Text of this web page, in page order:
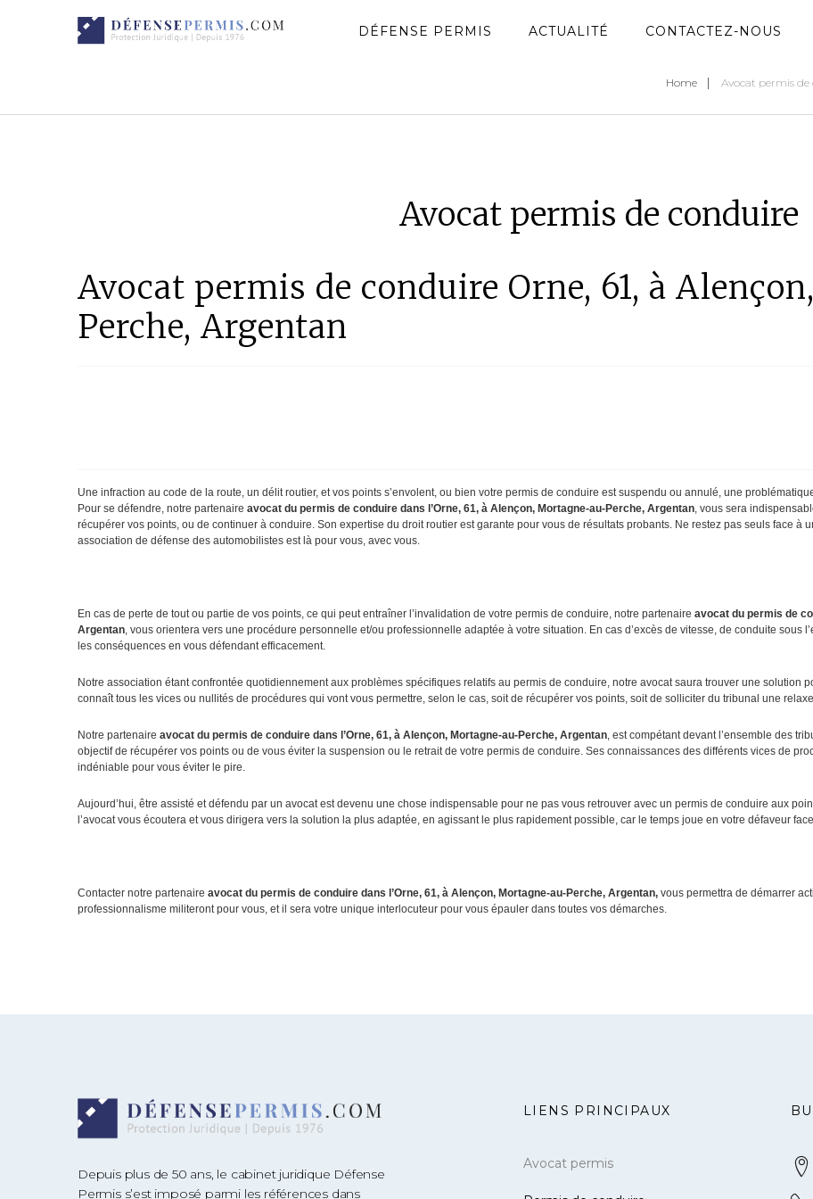
DÉFENSE PERMIS ACTUALITÉ CONTACTEZ-NOUS
Home Avocat permis de
Avocat permis de conduire
Avocat permis de conduire Orne, 61, à
Perche, Argentan
Une infraction au code de la route, un délit routier, et vos points s’envolent, ou bien votre permis de conduire est suspendu ou annulé, une
Pour se défendre, notre partenaire avocat du permis de conduire dans l’Orne, 61, à Alençon, Mortagne-au-Perche, Argentan, vous sera
récupérer vos points, ou de continuer à conduire. Son expertise du droit routier est garante pour vous de résultats probants. Ne restez pas seuls face à
association de défense des automobilistes est là pour vous, avec vous.
En cas de perte de tout ou partie de vos points, ce qui peut entraîner l’invalidation de votre permis de conduire, notre partenaire avocat du permis de
Argentan, vous orientera vers une procédure personnelle et/ou professionnelle adaptée à votre situation. En cas d’excès de vitesse, de conduite sous
les conséquences en vous défendant efficacement.
Notre association étant confrontée quotidiennement aux problèmes spécifiques relatifs au permis de conduire, notre avocat saura trouver une solution
connaît tous les vices ou nullités de procédures qui vont vous permettre, selon le cas, soit de récupérer vos points, soit de solliciter du tribunal une
Notre partenaire avocat du permis de conduire dans l’Orne, 61, à Alençon, Mortagne-au-Perche, Argentan, est compétant devant l’ensemble des
objectif de récupérer vos points ou de vous éviter la suspension ou le retrait de votre permis de conduire. Ses connaissances des différents vices de
indéniable pour vous éviter le pire.
Aujourd’hui, être assisté et défendu par un avocat est devenu une chose indispensable pour ne pas vous retrouver avec un permis de conduire aux
l’avocat vous écoutera et vous dirigera vers la solution la plus adaptée, en agissant le plus rapidement possible, car le temps joue en votre défaveur
Contacter notre partenaire avocat du permis de conduire dans l’Orne, 61, à Alençon, Mortagne-au-Perche, Argentan, vous permettra de démarrer
professionnalisme militeront pour vous, et il sera votre unique interlocuteur pour vous épauler dans toutes vos démarches.
Depuis plus de 50 ans, le cabinet juridique Défense
Permis s’est imposé parmi les références dans
LIENS PRINCIPAUX
Avocat permis